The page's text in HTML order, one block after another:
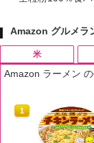
Amazon グルメラ
米
1
1
Amazon ラーメン
1